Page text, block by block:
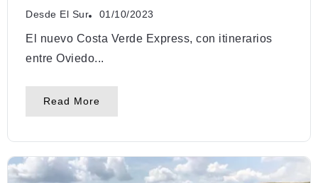
Desde El Sur 01/10/2023
El nuevo Costa Verde Express, con itinerarios
entre Oviedo...
Read More